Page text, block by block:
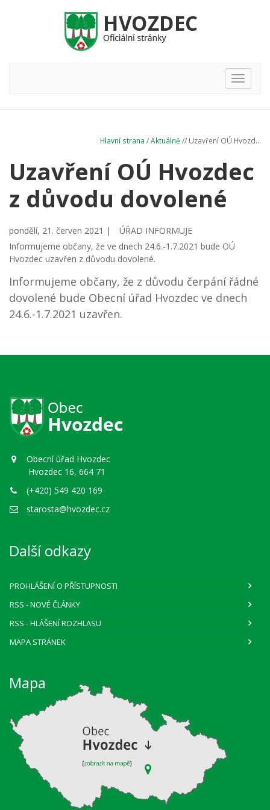
Hlavní
nabídka
Hlavní strana /Aktuálně // Uzavření OÚ Hvozd...
Uzavření OÚ Hvozdec
z důvodu dovolené
pondělí, 21. červen 2021 |
ÚŘAD INFORMUJE
Informujeme občany, že ve dnech 24.6.-1.7.2021 bude OÚ
Hvozdec uzavřen z důvodu dovolené.
Informujeme občany, že z důvodu čerpání řádné
dovolené bude Obecní úřad Hvozdec ve dnech
24.6.-1.7.2021 uzavřen.
Obecní úřad Hvozdec
Hvozdec 16, 664 71
(+420) 549 420 169
starosta@hvozdec.cz
Další odkazy
PROHLÁŠENÍ O PŘÍSTUPNOSTI
RSS - NOVÉ ČLÁNKY
RSS - HLÁŠENÍ ROZHLASU
MAPA STRÁNEK
Mapa